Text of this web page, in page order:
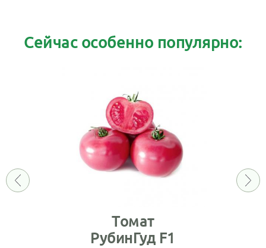
Сейчас особенно популярно:
Томат
РубинГуд F1